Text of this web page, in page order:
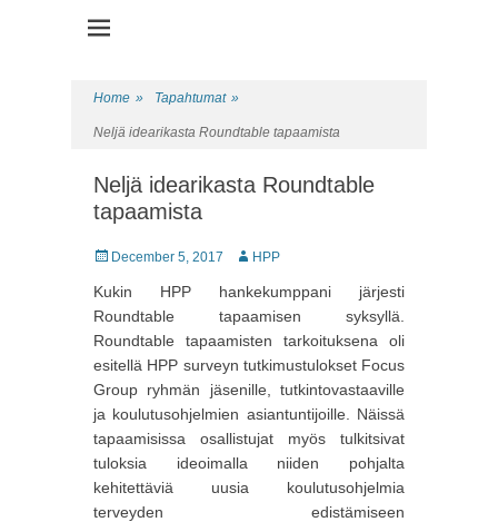
Home » Tapahtumat »
Neljä idearikasta Roundtable tapaamista
Neljä idearikasta Roundtable
tapaamista
Posted
December 5, 2017 Author
HPP
Kukin HPP hankekumppani järjesti
Roundtable tapaamisen syksyllä.
Roundtable tapaamisten tarkoituksena oli
esitellä HPP surveyn tutkimustulokset Focus
Group ryhmän jäsenille, tutkintovastaaville
ja koulutusohjelmien asiantuntijoille. Näissä
tapaamisissa osallistujat myös tulkitsivat
tuloksia ideoimalla niiden pohjalta
kehitettäviä uusia koulutusohjelmia
terveyden edistämiseen